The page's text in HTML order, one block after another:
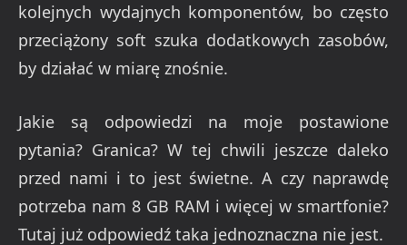
kolejnych wydajnych komponentów, bo często
przeciążony soft szuka dodatkowych zasobów,
by działać w miarę znośnie.
Jakie są odpowiedzi na moje postawione
pytania? Granica? W tej chwili jeszcze daleko
przed nami i to jest świetne. A czy naprawdę
potrzeba nam 8 GB RAM i więcej w smartfonie?
Tutaj już odpowiedź taka jednoznaczna nie jest.